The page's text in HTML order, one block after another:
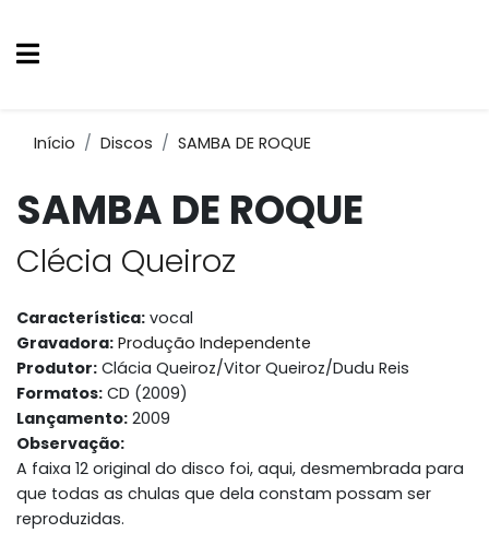
Início Discos SAMBA DE ROQUE
SAMBA DE ROQUE
Clécia Queiroz
Característica: vocal
Gravadora: Produção Independente
Produtor: Clácia Queiroz/Vitor Queiroz/Dudu Reis
Formatos: CD (2009)
Lançamento: 2009
Observação:
A faixa 12 original do disco foi, aqui, desmembrada para
que todas as chulas que dela constam possam ser
reproduzidas.